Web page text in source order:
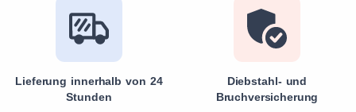
Lieferung innerhalb von 24
Stunden
Diebstahl- und
Bruchversicherung